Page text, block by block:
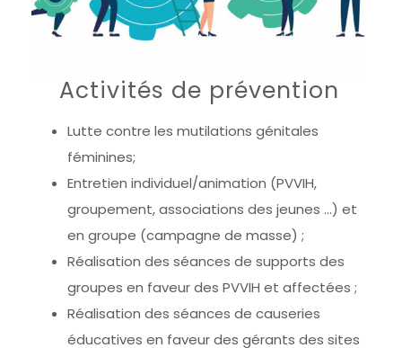
Activités de prévention
Lutte contre les mutilations génitales
féminines;
Entretien individuel/animation (PVVIH,
groupement, associations des jeunes …) et
en groupe (campagne de masse) ;
Réalisation des séances de supports des
groupes en faveur des PVVIH et affectées ;
Réalisation des séances de causeries
éducatives en faveur des gérants des sites